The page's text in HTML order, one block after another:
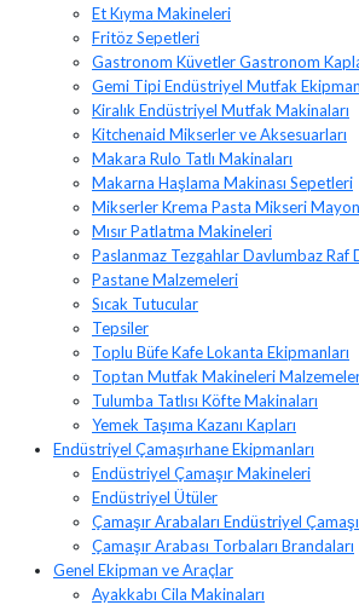
Et Kıyma Makineleri
Fritöz Sepetleri
Gastronom Küvetler Gastronom
Gemi Tipi Endüstriyel Mutfak
Kiralık Endüstriyel Mutfak Makinaları
Kitchenaid Mikserler ve Aksesuarları
Makara Rulo Tatlı Makinaları
Makarna Haşlama Makinası Sepetleri
Mikserler Krema Pasta Mikseri
Mısır Patlatma Makineleri
Paslanmaz Tezgahlar Davlumbaz Raf
Pastane Malzemeleri
Sıcak Tutucular
Tepsiler
Toplu Büfe Kafe Lokanta Ekipmanları
Toptan Mutfak Makineleri
Tulumba Tatlısı Köfte Makinaları
Yemek Taşıma Kazanı Kapları
Endüstriyel Çamaşırhane Ekipmanları
Endüstriyel Çamaşır Makineleri
Endüstriyel Ütüler
Çamaşır Arabaları Endüstriyel
Çamaşır Arabası Torbaları Brandaları
Genel Ekipman ve Araçlar
Ayakkabı Cila Makinaları